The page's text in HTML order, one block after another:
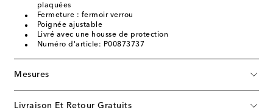
plaquées
Fermeture : fermoir verrou
Poignée ajustable
Livré avec une housse de protection
Numéro d'article: P00873737
Mesures
Livraison Et Retour Gratuits